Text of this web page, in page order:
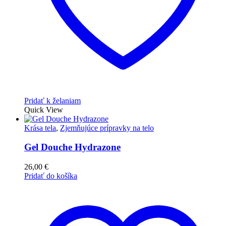
Pridať k želaniam
Quick View
Krása tela, Zjemňujúce prípravky na telo
Gel Douche Hydrazone
26,00 €
Pridať do košíka